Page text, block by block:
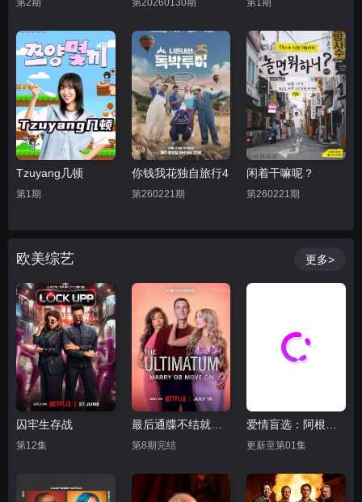
第2期 第20260130期 第1期
Tzuyang几顿
第1期
你钱我花独自旅行4
第260221期
闲着干嘛呢？
第260221期
欧美综艺 更多>
囚牢生存战
第12集
最后通牒不结就分 第四季
第8期完结
爱情盲选：阿根廷篇第二季
更新至第01集